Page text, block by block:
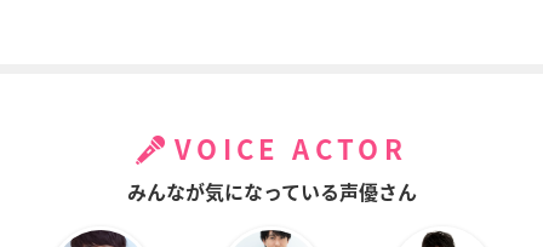
VOICE ACTOR
みんなが気になっている声優さん